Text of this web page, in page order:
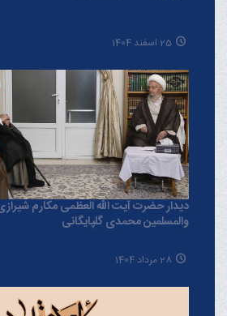
25 اسفند 1404
دیدار حضرت آیت الله العظمی مکارم
والمسلمین محمدی گلپایگانی
28 مرداد 1404